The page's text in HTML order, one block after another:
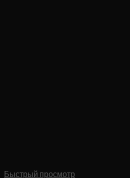
Быстрый просмотр